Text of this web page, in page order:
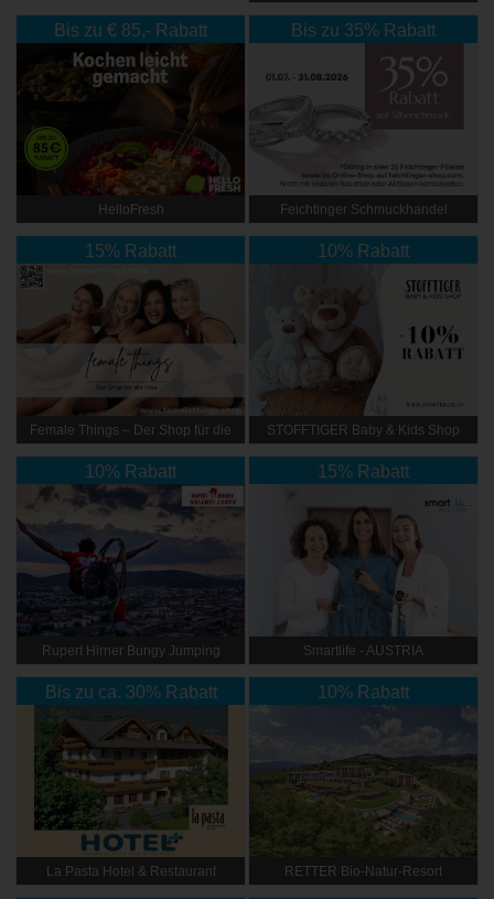
Bis zu € 85,- Rabatt
HelloFresh
Bis zu 35% Rabatt
Feichtinger Schmuckhandel
15% Rabatt
Female Things – Der Shop für die
10% Rabatt
STOFFTIGER Baby & Kids Shop
10% Rabatt
Rupert Hirner Bungy Jumping
15% Rabatt
Smartlife - AUSTRIA
Bis zu ca. 30% Rabatt
La Pasta Hotel & Restaurant
10% Rabatt
RETTER Bio-Natur-Resort